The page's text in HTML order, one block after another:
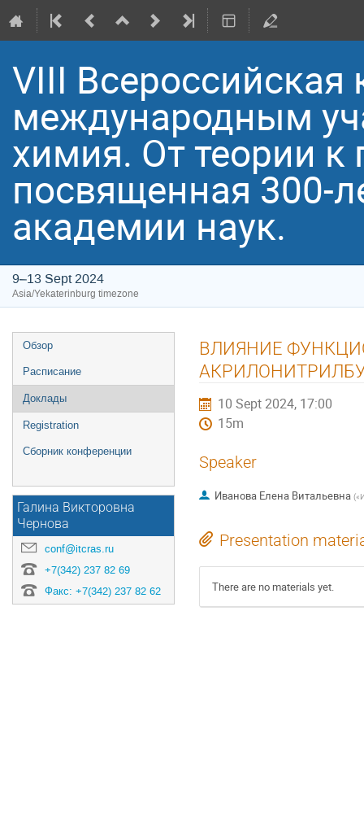
VIII
международным
химия. От теории к
посвященная 300-
академии наук.
9–13 Sept 2024
Asia/Yekaterinburg timezone
Event
menu
Обзор
Расписание
Доклады
Registration
Сборник конференции
Галина Викторовна
Чернова
conf@itcras.ru
+7(342) 237 82 69
Факс: +7(342) 237 82 62
ВЛИЯНИЕ
10 Sept 2024, 17:00
15m
Speaker
Иванова Елена Витальевна (
Presentation
There are no materials yet.